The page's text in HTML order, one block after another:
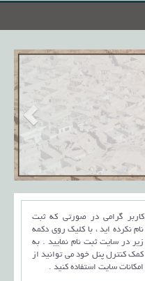
کاربر گرامی در صورتی که ثبت
نام نکرده اید ، با کلیک روی دکمه
زیر در سایت ثبت نام نمایید . به
کمک کنترل پنل خود می توانید از
امکانات سایت استفاده کنید .